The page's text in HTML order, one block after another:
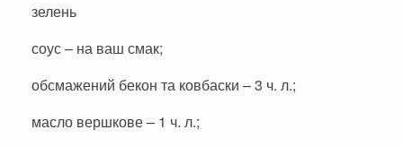
зелень
соус – на ваш смак;
обсмажений бекон та ковбаски – 3 ч. л.;
масло вершкове – 1 ч. л.;